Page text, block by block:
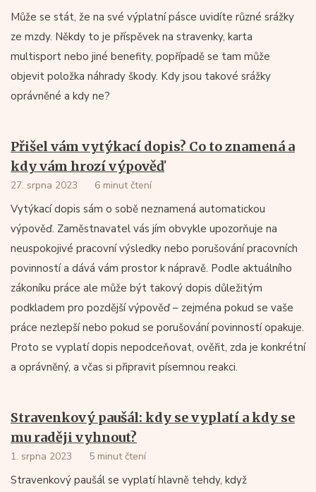
Může se stát, že na své výplatní pásce uvidíte různé srážky
ze mzdy. Někdy to je příspěvek na stravenky, karta
multisport nebo jiné benefity, popřípadě se tam může
objevit položka náhrady škody. Kdy jsou takové srážky
oprávněné a kdy ne?
Přišel vám vytýkací dopis? Co to znamená a
kdy vám hrozí výpověď
27. srpna 2023 6 minut čtení
Vytýkací dopis sám o sobě neznamená automatickou
výpověď. Zaměstnavatel vás jím obvykle upozorňuje na
neuspokojivé pracovní výsledky nebo porušování pracovních
povinností a dává vám prostor k nápravě. Podle aktuálního
zákoníku práce ale může být takový dopis důležitým
podkladem pro pozdější výpověď – zejména pokud se vaše
práce nezlepší nebo pokud se porušování povinností opakuje.
Proto se vyplatí dopis nepodceňovat, ověřit, zda je konkrétní
a oprávněný, a včas si připravit písemnou reakci.
Stravenkový paušál: kdy se vyplatí a kdy se
mu raději vyhnout?
1. srpna 2023 5 minut čtení
Stravenkový paušál se vyplatí hlavně tehdy, když